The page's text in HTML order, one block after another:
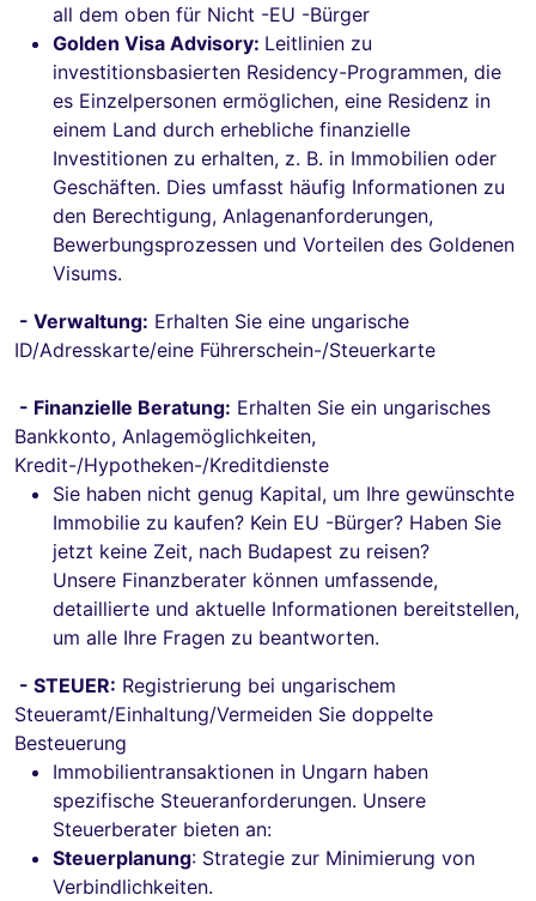
all dem oben für Nicht -EU -Bürger
Golden Visa Advisory: Leitlinien zu
investitionsbasierten Residency-Programmen, die
es Einzelpersonen ermöglichen, eine Residenz in
einem Land durch erhebliche finanzielle
Investitionen zu erhalten, z. B. in Immobilien oder
Geschäften. Dies umfasst häufig Informationen zu
den Berechtigung, Anlagenanforderungen,
Bewerbungsprozessen und Vorteilen des Goldenen
Visums.
- Verwaltung: Erhalten Sie eine ungarische
ID/Adresskarte/eine Führerschein-/Steuerkarte
- Finanzielle Beratung: Erhalten Sie ein ungarisches
Bankkonto, Anlagemöglichkeiten,
Kredit-/Hypotheken-/Kreditdienste
Sie haben nicht genug Kapital, um Ihre gewünschte
Immobilie zu kaufen? Kein EU -Bürger? Haben Sie
jetzt keine Zeit, nach Budapest zu reisen?
Unsere Finanzberater können umfassende,
detaillierte und aktuelle Informationen bereitstellen,
um alle Ihre Fragen zu beantworten.
- STEUER: Registrierung bei ungarischem
Steueramt/Einhaltung/Vermeiden Sie doppelte
Besteuerung
Immobilientransaktionen in Ungarn haben
spezifische Steueranforderungen. Unsere
Steuerberater bieten an:
Steuerplanung: Strategie zur Minimierung von
Verbindlichkeiten.